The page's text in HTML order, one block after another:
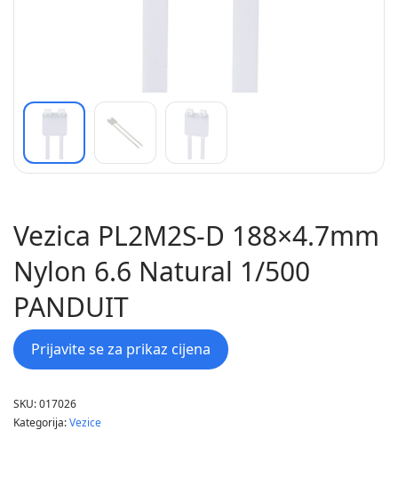
Vezica PL2M2S-D 188×4.7mm
Nylon 6.6 Natural 1/500
PANDUIT
Prijavite se za prikaz cijena
SKU:017026
Kategorija:Vezice